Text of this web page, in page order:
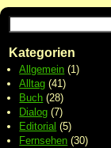
Kategorien
Allgemein (1)
Alltag (41)
Buch (28)
Dialog (7)
Editorial (5)
Fernsehen (30)